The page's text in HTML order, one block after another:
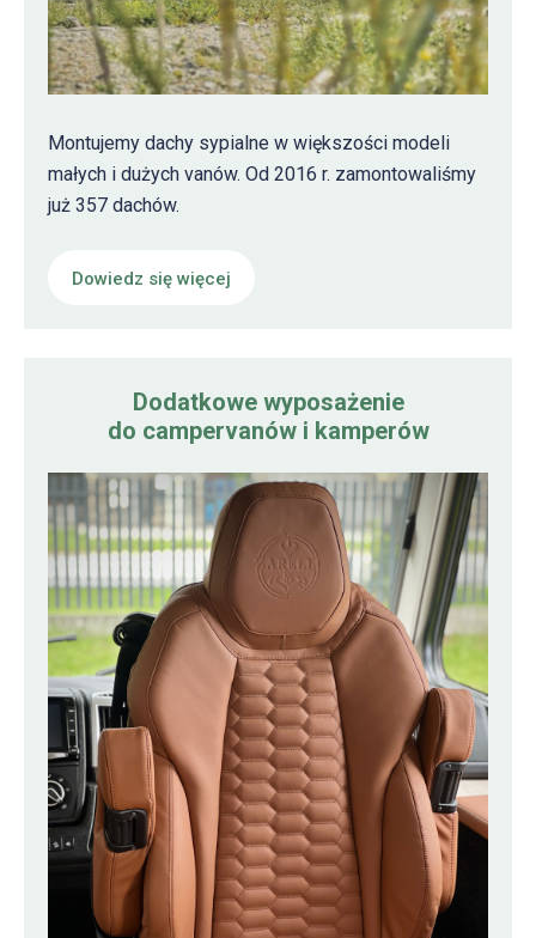
Montujemy dachy sypialne w większości modeli
małych i dużych vanów. Od 2016 r. zamontowaliśmy
już 357 dachów.
Dowiedz się więcej
Dodatkowe wyposażenie
do campervanów i kamperów